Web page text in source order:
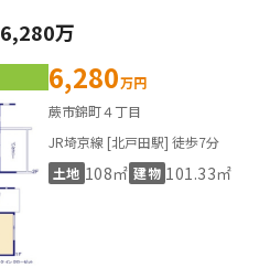
万
6,280万円
蕨市錦町４丁目
JR埼京線 [北戸田駅] 徒歩7分
土地 108㎡ 建物 101.33㎡